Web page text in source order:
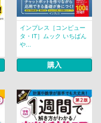
インプレス［コンピュー
タ・IT］ムック いちばん
や...
購入